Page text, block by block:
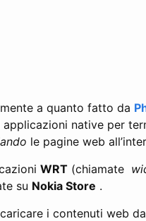
a quanto fatto da
applicazioni native per
le pagine web
WRT (chiamate
su Nokia Store .
i contenuti web